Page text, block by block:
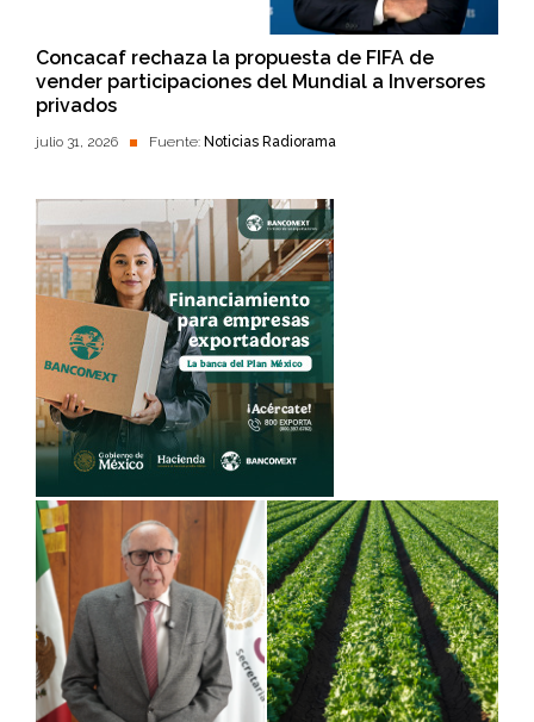
Concacaf rechaza la propuesta de FIFA de
vender participaciones del Mundial a Inversores
privados
julio 31, 2026 Fuente: Noticias Radiorama